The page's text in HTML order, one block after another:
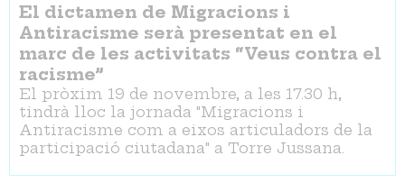
El dictamen de Migracions i
Antiracisme serà presentat en el
marc de les activitats “Veus contra el
racisme”
El pròxim 19 de novembre, a les 17.30 h,
tindrà lloc la jornada "Migracions i
Antiracisme com a eixos articuladors de la
participació ciutadana" a Torre Jussana.